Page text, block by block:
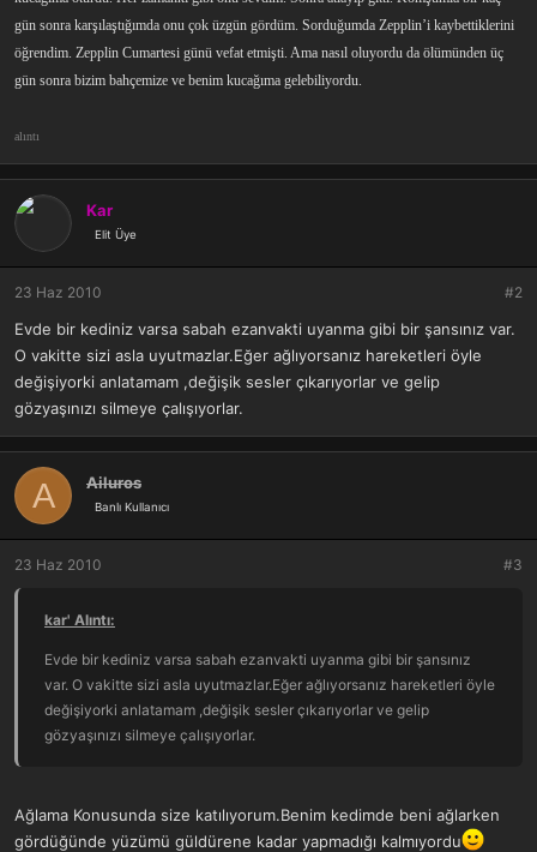
gün sonra karşılaştığımda onu çok üzgün gördüm. Sorduğumda Zepplin’i kaybettiklerini
öğrendim. Zepplin Cumartesi günü vefat etmişti. Ama nasıl oluyordu da ölümünden üç
gün sonra bizim bahçemize ve benim kucağıma gelebiliyordu.
alıntı
Kar
Elit Üye
23 Haz 2010 #2
Evde bir kediniz varsa sabah ezanvakti uyanma gibi bir şansınız var.
O vakitte sizi asla uyutmazlar.Eğer ağlıyorsanız hareketleri öyle
değişiyorki anlatamam ,değişik sesler çıkarıyorlar ve gelip
gözyaşınızı silmeye çalışıyorlar.
A Ailuros
Banlı Kullanıcı
23 Haz 2010 #3
kar' Alıntı:
Evde bir kediniz varsa sabah ezanvakti uyanma gibi bir şansınız
var. O vakitte sizi asla uyutmazlar.Eğer ağlıyorsanız hareketleri öyle
değişiyorki anlatamam ,değişik sesler çıkarıyorlar ve gelip
gözyaşınızı silmeye çalışıyorlar.
Ağlama Konusunda size katılıyorum.Benim kedimde beni ağlarken
gördüğünde yüzümü güldürene kadar yapmadığı kalmıyordu